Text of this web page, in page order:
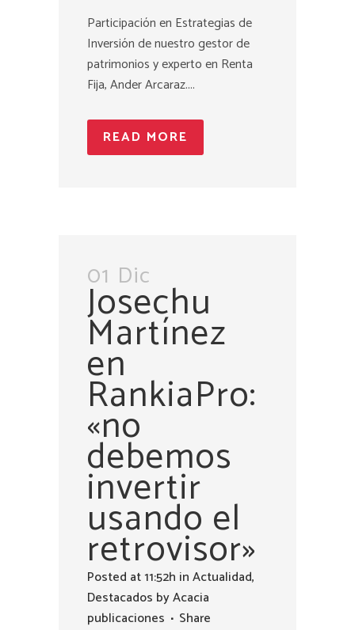
Participación en Estrategias de
Inversión de nuestro gestor de
patrimonios y experto en Renta
Fija, Ander Arcaraz....
READ MORE
01 Dic
Josechu
Martínez
en
RankiaPro:
«no
debemos
invertir
usando el
retrovisor»
Posted at 11:52h inActualidad,
Destacados byAcacia
publicaciones
Share